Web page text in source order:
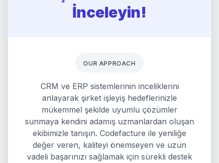
İnceleyin!
OUR APPROACH
CRM ve ERP sistemlerinin inceliklerini
anlayarak şirket işleyiş hedeflerinizle
mükemmel şekilde uyumlu çözümler
sunmaya kendini adamış uzmanlardan oluşan
ekibimizle tanışın. Codefacture ile yeniliğe
değer veren, kaliteyi önemseyen ve uzun
vadeli başarınızı sağlamak için sürekli destek